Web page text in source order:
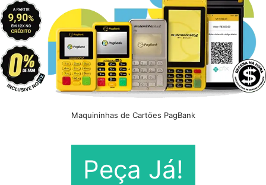
Maquininhas de Cartões PagBank
Peça Já!